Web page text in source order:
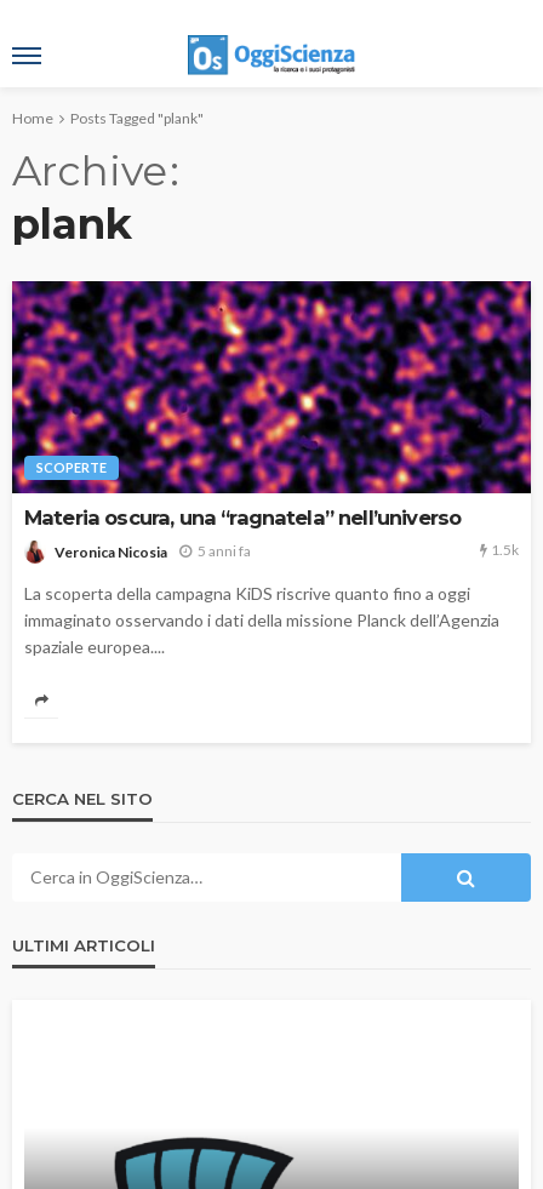
Home Posts Tagged "plank"
Archive
plank
SCOPERTE
Materia oscura, una “ragnatela” nell’universo
Veronica Nicosia 5 anni fa 1.5k
La scoperta della campagna KiDS riscrive quanto fino a oggi
immaginato osservando i dati della missione Planck dell’Agenzia
spaziale europea....
CERCA NEL SITO
ULTIMI ARTICOLI